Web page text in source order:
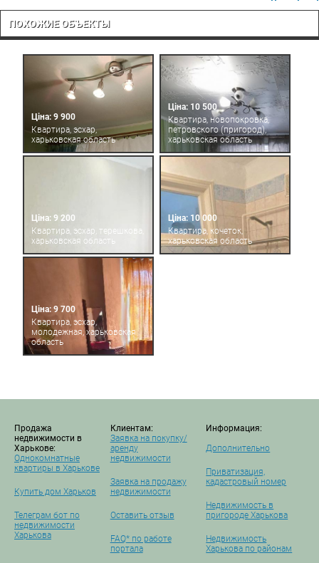
ПОХОЖИЕ ОБЪЕКТЫ
Ціна: 9 900
Квартира, эсхар,
харьковская область
Ціна: 10 500
Квартира, новопокровка,
петровского (пригород),
харьковская область
Ціна: 9 200
Квартира, эсхар, терешкова,
харьковская область
Ціна: 10 000
Квартира, кочеток,
харьковская область
Ціна: 9 700
Квартира, эсхар,
молодежная, харьковская
область
Продажа
недвижимости в
Харькове:
Однокомнатные
квартиры в Харькове
Купить дом Харьков
Телеграм бот по
недвижимости
Харькова
Клиентам:
Заявка на покупку/
аренду
недвижимости
Заявка на продажу
недвижимости
Оставить отзыв
FAQ* по работе
портала
Информация:
Дополнительно
Приватизация,
кадастровый номер
Недвижимость в
пригороде Харькова
Недвижимость
Харькова по районам